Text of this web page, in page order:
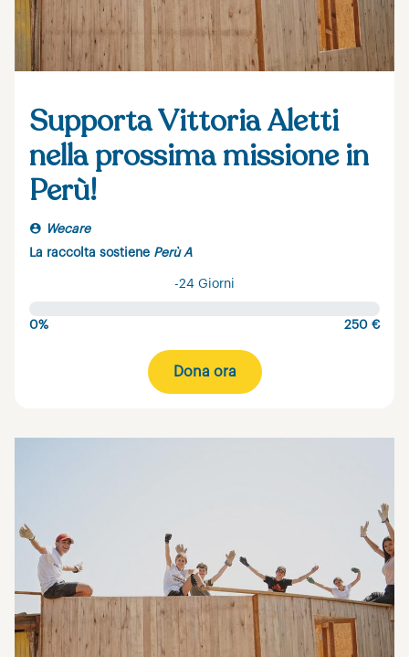
Supporta Vittoria Aletti
nella prossima missione in
Perù!
Wecare
La raccolta sostiene Perù A
-24 Giorni
0% 250 €
Dona ora